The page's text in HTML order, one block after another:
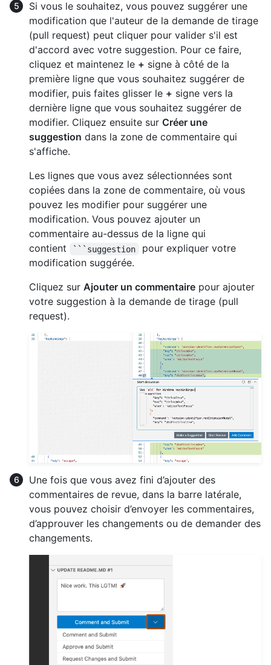
Si vous le souhaitez, vous pouvez suggérer une
modification que l'auteur de la demande de tirage
(pull request) peut cliquer pour valider s'il est
d'accord avec votre suggestion. Pour ce faire,
cliquez et maintenez le + signe à côté de la
première ligne que vous souhaitez suggérer de
modifier, puis faites glisser le + signe vers la
dernière ligne que vous souhaitez suggérer de
modifier. Cliquez ensuite sur Créer une
suggestion dans la zone de commentaire qui
s'affiche.
Les lignes que vous avez sélectionnées sont
copiées dans la zone de commentaire, où vous
pouvez les modifier pour suggérer une
modification. Vous pouvez ajouter un
commentaire au-dessus de la ligne qui
contient
```suggestion
pour expliquer votre
modification suggérée.
Cliquez sur Ajouter un commentaire pour ajouter
votre suggestion à la demande de tirage (pull
request).
Une fois que vous avez fini d’ajouter des
commentaires de revue, dans la barre latérale,
vous pouvez choisir d’envoyer les commentaires,
d’approuver les changements ou de demander des
changements.